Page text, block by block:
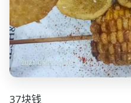
37块钱